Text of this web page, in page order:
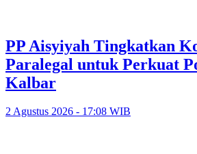
PP Aisyiyah Tingkatkan
Paralegal untuk Perkuat
Kalbar
2 Agustus 2026 - 17:08 WIB